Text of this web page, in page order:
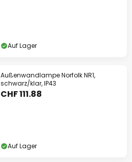
Auf Lager
Außenwandlampe Norfolk NR1,
schwarz/klar, IP43
CHF 111.88
Auf Lager